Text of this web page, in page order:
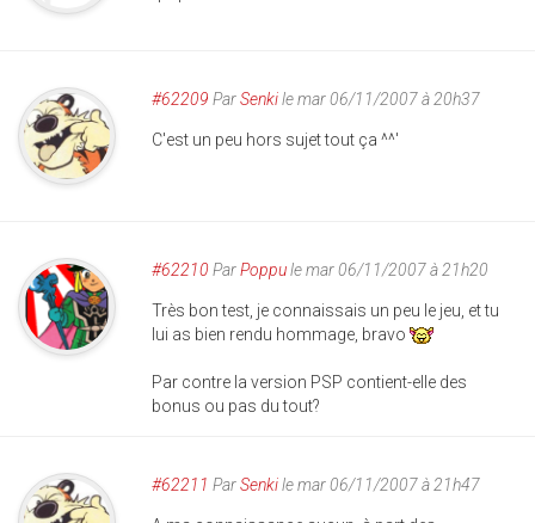
#62209 ParSenkile mar 06/11/2007 à 20h37
C'est un peu hors sujet tout ça ^^'
#62210 ParPoppule mar 06/11/2007 à 21h20
Très bon test, je connaissais un peu le jeu, et tu
lui as bien rendu hommage, bravo
Par contre la version PSP contient-elle des
bonus ou pas du tout?
#62211 ParSenkile mar 06/11/2007 à 21h47